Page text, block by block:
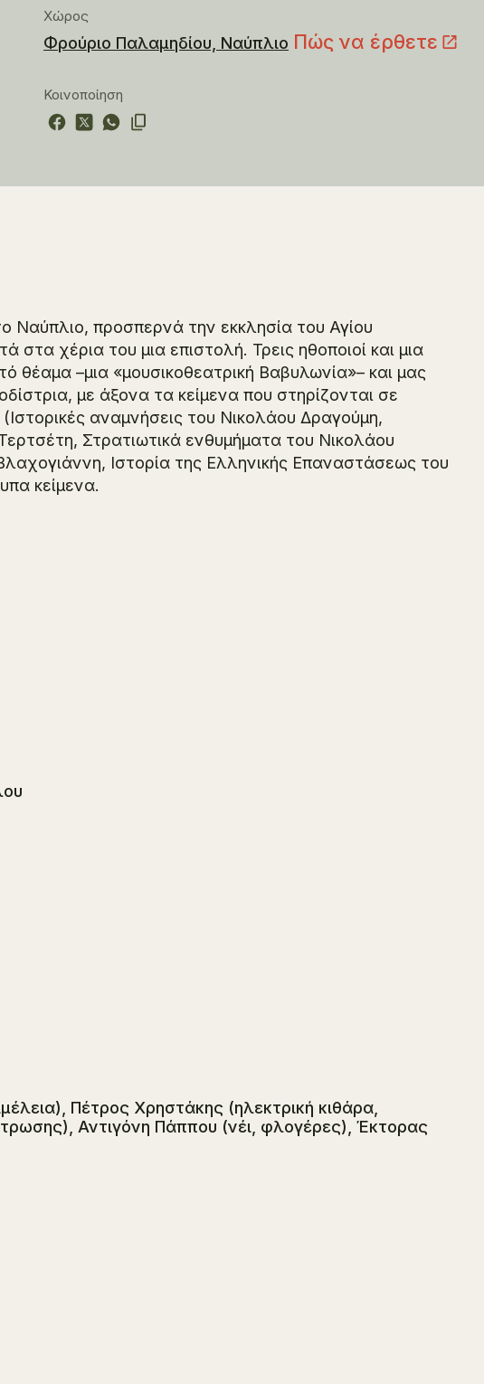
Χώρος
Φρούριο Παλαμηδίου, Ναύπλιο Πώς να έρθετε
Κοινοποίηση
Ναύπλιο, προσπερνά την εκκλησία του Αγίου
χέρια του μια επιστολή. Τρεις ηθοποιοί και μια
–μια «μουσικοθεατρική Βαβυλωνία»– και μας
με άξονα τα κείμενα που στηρίζονται σε
(Ιστορικές αναμνήσεις του Νικολάου Δραγούμη,
Στρατιωτικά ενθυμήματα του Νικολάου
Ιστορία της Ελληνικής Επαναστάσεως του
κείμενα.
Πέτρος Χρηστάκης (ηλεκτρική κιθάρα,
Αντιγόνη Πάππου (νέι, φλογέρες), Έκτορας